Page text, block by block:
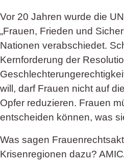
Vor 20 Jahren wurde die
„Frauen, Frieden und
Nationen verabschiedet.
Kernforderung der
will, darf Frauen nicht auf
Opfer reduzieren. Frauen
entscheiden können, was
Was sagen
Krisenregionen dazu?